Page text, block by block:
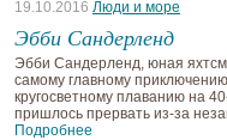
19.10.2016 Люди и море
Эбби Сандерленд
Эбби Сандерленд, юная
самому главному
кругосветному плаванию на
пришлось прервать из-за
Подробнее